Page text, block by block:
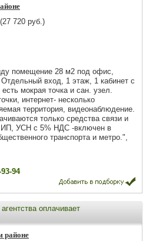
(27 720 руб.)
помещение 28 м2 под офис,
вход, 1 этаж, 1 кабинет с
мокрая точка и сан. узел.
интернет- несколько
территория, видеонаблюдение.
только средства связи и
ИП, УСН с 5% НДС -включен в
транспорта и метро.",
94
оплачивает
районе